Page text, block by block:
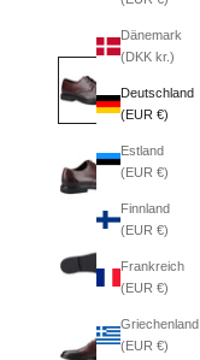
Dänemark
(DKK kr.)
Deutschland
(EUR €)
Estland
(EUR €)
Finnland
(EUR €)
Frankreich
(EUR €)
Griechenland
(EUR €)